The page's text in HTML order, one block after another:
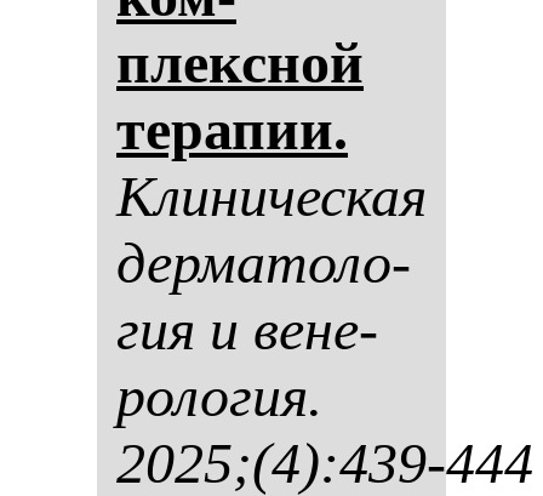
плексной
те­ра­пии.
Кли­ни­чес­кая
дер­ма­то­ло­
гия и ве­не­
ро­ло­гия.
2025;(4):439-444